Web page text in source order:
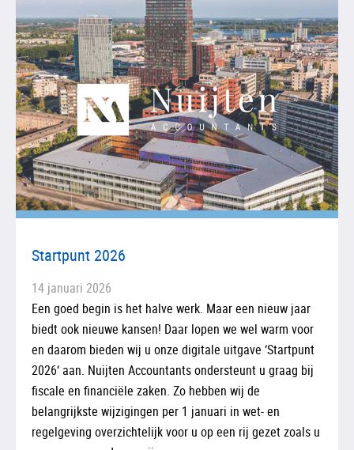
Startpunt 2026
14 januari 2026
Een goed begin is het halve werk. Maar een nieuw jaar
biedt ook nieuwe kansen! Daar lopen we wel warm voor
en daarom bieden wij u onze digitale uitgave ‘Startpunt
2026‘ aan. Nuijten Accountants ondersteunt u graag bij
fiscale en financiële zaken. Zo hebben wij de
belangrijkste wijzigingen per 1 januari in wet- en
regelgeving overzichtelijk voor u op een rij gezet zoals u